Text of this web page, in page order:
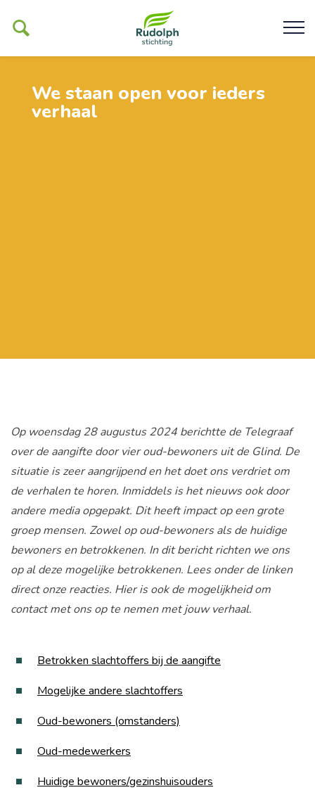
Ons werk
We staan open voor ieders
verhaal
Op woensdag 28 augustus 2024 berichtte de Telegraaf
over de aangifte door vier oud-bewoners uit de Glind. De
situatie is zeer aangrijpend en het doet ons verdriet om
de verhalen te horen. Inmiddels is het nieuws ook door
andere media opgepakt. Dit heeft impact op een grote
groep mensen. Zowel op oud-bewoners als de huidige
bewoners en betrokkenen. In dit bericht richten we ons
op al deze mogelijke betrokkenen. Lees onder de linken
direct onze reacties. Hier is ook de mogelijkheid om
contact met ons op te nemen met jouw verhaal.
Betrokken slachtoffers bij de aangifte
Mogelijke andere slachtoffers
Oud-bewoners (omstanders)
Oud-medewerkers
Huidige bewoners/gezinshuisouders